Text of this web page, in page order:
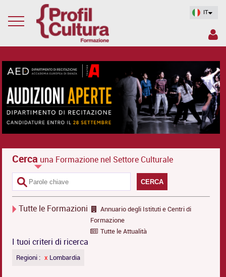
IT
Cerca una Formazione nel Settore Culturale
CERCA
Tutte le Formazioni
Annuario degli Istituti e Centri di
Formazione
Tutte le Attualità
I tuoi criteri di ricerca
Regioni : x Lombardia